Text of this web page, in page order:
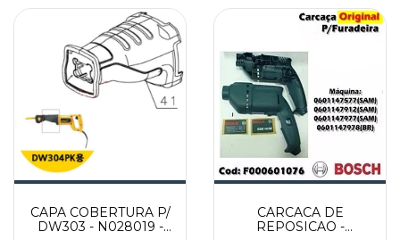
CAPA COBERTURA P/
DW303 - N028019 -
CARCACA DE
REPOSICAO -